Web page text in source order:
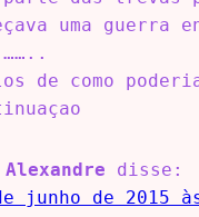
uma guerra
de como
Alexandre
disse:
junho de 2015